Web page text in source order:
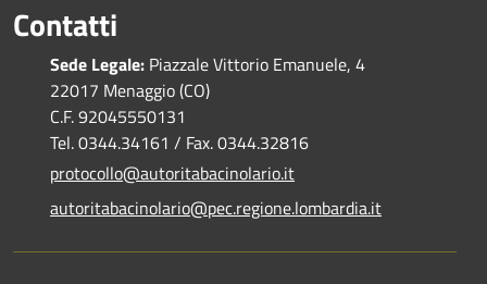
Contatti
Sede Legale: Piazzale Vittorio Emanuele, 4
22017 Menaggio (CO)
C.F. 92045550131
Tel. 0344.34161 / Fax. 0344.32816
protocollo@autoritabacinolario.it
autoritabacinolario@pec.regione.lombardia.it